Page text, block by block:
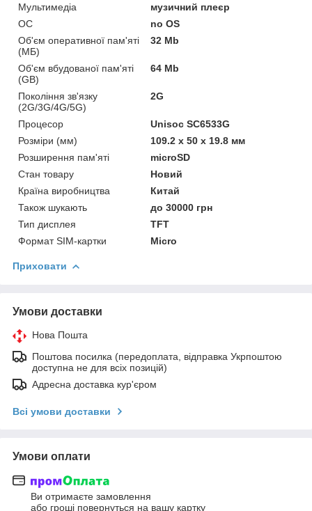
Мультимедіа
музичний плеєр
ОС
no OS
Об'єм оперативної пам'яті
(МБ)
32 Mb
Об'єм вбудованої пам'яті
(GB)
64 Mb
Покоління зв'язку
(2G/3G/4G/5G)
2G
Процесор
Unisoc SC6533G
Розміри (мм)
109.2 x 50 x 19.8 мм
Розширення пам'яті
microSD
Стан товару
Новий
Країна виробництва
Китай
Також шукають
до 30000 грн
Тип дисплея
TFT
Формат SIM-картки
Micro
Приховати
Умови доставки
Нова Пошта
Поштова посилка (передоплата, відправка Укрпоштою
доступна не для всіх позицій)
Адресна доставка кур'єром
Всі умови доставки
Умови оплати
Ви отримаєте замовлення
або гроші повернуться на вашу картку